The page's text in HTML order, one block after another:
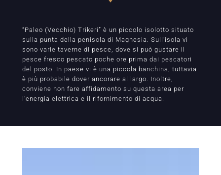
“Paleo (Vecchio) Trikeri” è un piccolo isolotto situato
sulla punta della penisola di Magnesia. Sull’isola vi
sono varie taverne di pesce, dove si può gustare il
pesce fresco pescato poche ore prima dai pescatori
del posto. In paese vi è una piccola banchina, tuttavia
è più probabile dover ancorare al largo. Inoltre,
conviene non fare affidamento su questa area per
l’energia elettrica e il rifornimento di acqua.